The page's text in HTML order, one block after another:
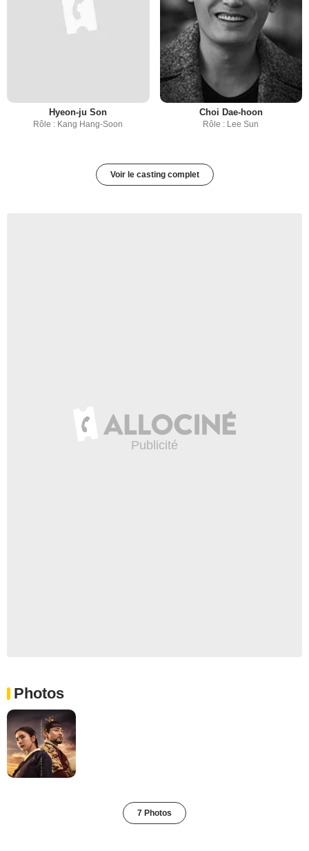
Hyeon-ju Son
Rôle : Kang Hang-Soon
Choi Dae-hoon
Rôle : Lee Sun
Voir le casting complet
Photos
7 Photos